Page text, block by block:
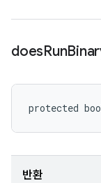
doesRun
protected
반환